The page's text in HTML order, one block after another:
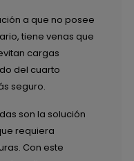
a que no posee
tiene venas que
cargas
del cuarto
seguro.
son la solución
requiera
Con este